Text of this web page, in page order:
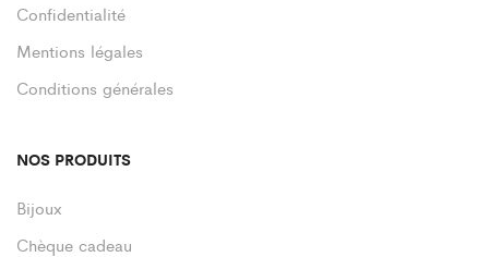
Confidentialité
Mentions légales
Conditions générales
NOS PRODUITS
Bijoux
Chèque cadeau